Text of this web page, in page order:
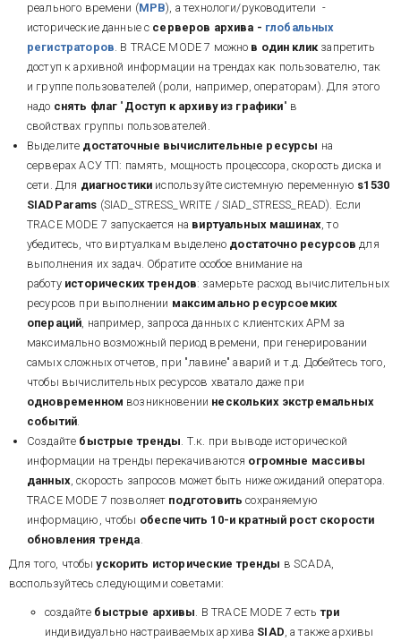
реального времени (МРВ), а технологи/руководители -
исторические данные с серверов архива - глобальных
регистраторов. В TRACE MODE 7 можно в один клик запретить
доступ к архивной информации на трендах как пользователю, так
и группе пользователей (роли, например, операторам). Для этого
надо снять флаг " Доступ к архиву из графики" в
свойствах группы пользователей.
Выделите достаточные вычислительные ресурсы на
серверах АСУ ТП: память, мощность процессора, скорость диска и
сети. Для диагностики используйте системную переменную s1530
SIADParams (SIAD_STRESS_WRITE / SIAD_STRESS_READ). Если
TRACE MODE 7 запускается на виртуальных машинах, то
убедитесь, что виртуалкам выделено достаточно ресурсовдля
выполнения их задач. Обратите особое внимание на
работу исторических трендов: замерьте расход вычислительных
ресурсов при выполнении максимально ресурсоемких
операций, например, запроса данных с клиентских АРМ за
максимально возможный период времени, при генерировании
самых сложных отчетов, при "лавине" аварий и т.д. Добейтесь того,
чтобы вычислительных ресурсов хватало даже при
одновременном возникновении нескольких экстремальных
событий.
Создайте быстрые тренды. Т.к. при выводе исторической
информации на тренды перекачиваются огромные массивы
данных, скорость запросов может быть ниже ожиданий оператора.
TRACE MODE 7 позволяет подготовитьсохраняемую
информацию, чтобы обеспечить 10-и кратный рост скорости
обновления тренда.
Для того, чтобыускорить исторические тренды в SCADA,
воспользуйтесь следующими советами:
создайте быстрые архивы. В TRACE MODE 7 есть три
индивидуально настраиваемых архива SIAD, а также архивы